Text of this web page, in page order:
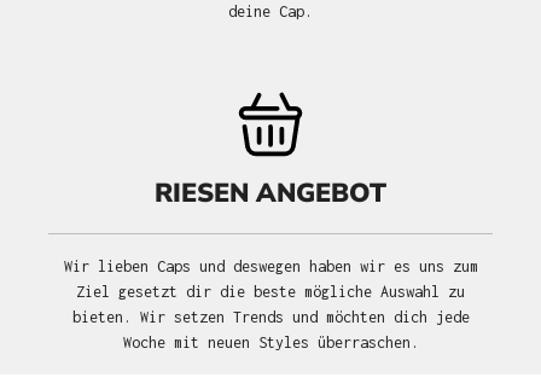
deine Cap.
RIESEN ANGEBOT
Wir lieben Caps und deswegen haben wir es uns zum
Ziel gesetzt dir die beste mögliche Auswahl zu
bieten. Wir setzen Trends und möchten dich jede
Woche mit neuen Styles überraschen.